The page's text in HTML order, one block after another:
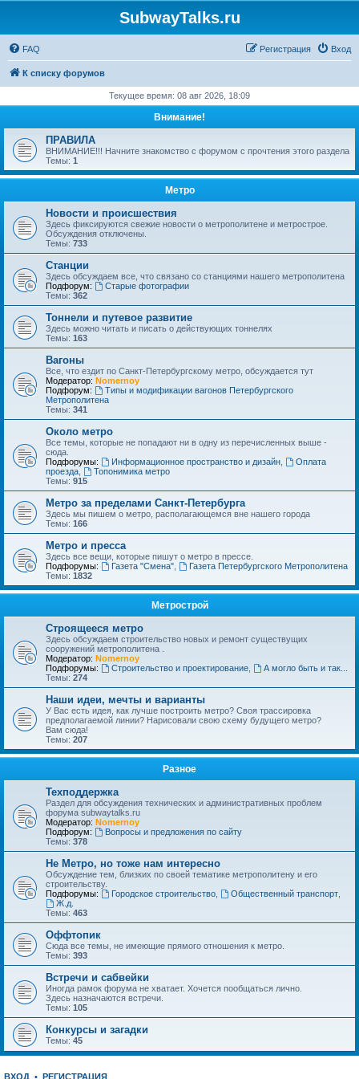
SubwayTalks.ru
FAQ Вход
Регистрация
К списку форумов
Текущее время: 08 авг 2026, 18:09
Внимание!
ПРАВИЛА
ВНИМАНИЕ!!! Начните знакомство с форумом с прочтения этого раздела
Темы: 1
Метро
Новости и происшествия
Здесь фиксируются свежие новости о метрополитене и метрострое.
Обсуждения отключены.
Темы: 733
Станции
Здесь обсуждаем все, что связано со станциями нашего метрополитена
Подфорум:
Старые фотографии
Темы: 362
Тоннели и путевое развитие
Здесь можно читать и писать о действующих тоннелях
Темы: 163
Вагоны
Все, что ездит по Санкт-Петербургскому метро, обсуждается тут
Модератор: Nomernoy
Подфорум:
Типы и модификации вагонов Петербургского
Метрополитена
Темы: 341
Около метро
Все темы, которые не попадают ни в одну из перечисленных выше -
сюда.
Подфорумы:
Информационное пространство и дизайн,
Оплата
проезда
Топонимика метро
Темы: 915
Метро за пределами Санкт-Петербурга
Здесь мы пишем о метро, располагающемся вне нашего города
Темы: 166
Метро и пресса
Здесь все вещи, которые пишут о метро в прессе.
Подфорумы:
Газета "Смена",
Газета Петербургского Метрополитена
Темы: 1832
Метрострой
Строящееся метро
Здесь обсуждаем строительство новых и ремонт существущих
сооружений метрополитена .
Модератор: Nomernoy
Подфорумы:
Строительство и проектирование,
А могло быть и так...
Темы: 274
Наши идеи, мечты и варианты
У Вас есть идея, как лучше построить метро? Своя трассировка
предполагаемой линии? Нарисовали свою схему будущего метро?
Вам сюда!
Темы: 207
Разное
Техподдержка
Раздел для обсуждения технических и административных проблем
форума subwaytalks.ru
Модератор: Nomernoy
Подфорум:
Вопросы и предложения по сайту
Темы: 378
Не Метро, но тоже нам интересно
Обсуждение тем, близких по своей тематике метрополитену и его
строительству.
Подфорумы:
Городское строительство, Общественный транспорт,
Ж.д.
Темы: 463
Оффтопик
Сюда все темы, не имеющие прямого отношения к метро.
Темы: 393
Встречи и сабвейки
Иногда рамок форума не хватает. Хочется пообщаться лично.
Здесь назначаются встречи.
Темы: 105
Конкурсы и загадки
Темы: 45
ВХОД • РЕГИСТРАЦИЯ